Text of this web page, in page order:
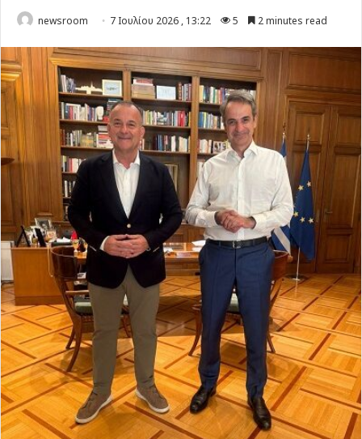
newsroom 7 Ιουλίου 2026 , 13:22 5 2 minutes read